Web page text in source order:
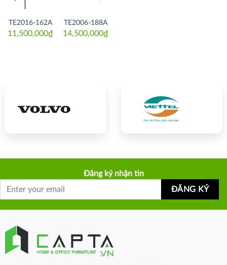
TE2016-162A
11,500,000₫
TE2006-188A
14,500,000₫
Đăng ký nhận tin